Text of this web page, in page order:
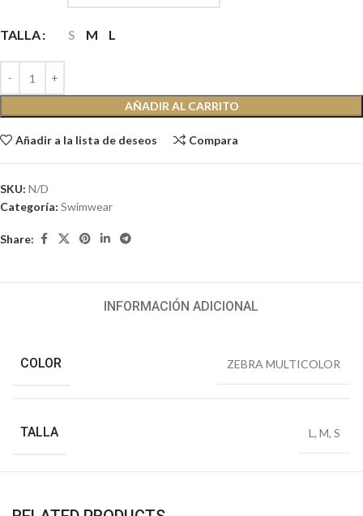
TALLA S M L
AÑADIR AL CARRITO
Añadir a la lista de deseos Compara
SKU: N/D
Categoría: Swimwear
Share:
INFORMACIÓN ADICIONAL
COLOR ZEBRA MULTICOLOR
TALLA L,M,S